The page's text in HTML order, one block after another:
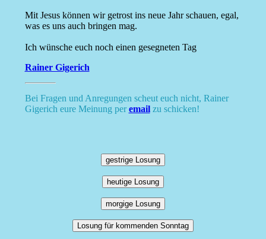
Mit Jesus können wir getrost ins neue Jahr schauen, egal,
was es uns auch bringen mag.
Ich wünsche euch noch einen gesegneten Tag
Rainer Gigerich
Bei Fragen und Anregungen scheut euch nicht, Rainer
Gigerich eure Meinung peremailzu schicken!
gestrige Losung
heutige Losung
morgige Losung
Losung für kommenden Sonntag